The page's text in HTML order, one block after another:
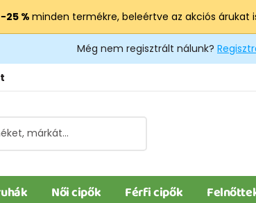
% minden termékre, beleértve az akciós árukat
Még nem regisztrált nálunk?
Női cipők Férfi cipők